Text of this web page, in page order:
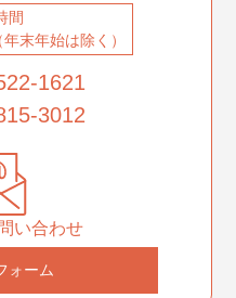
間
末年始は除く）
1621
3012
い合わせ
ォーム